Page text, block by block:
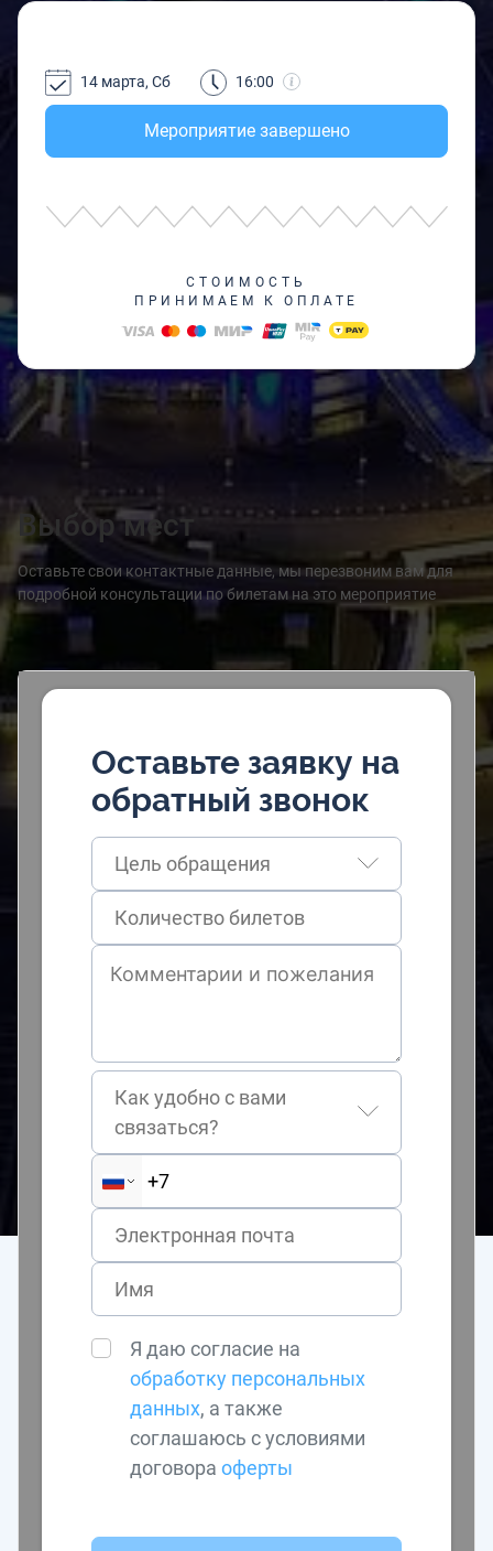
Мероприятие завершено
14 марта, Сб 16:00
СТОИМОСТЬ
ПРИНИМАЕМ К ОПЛАТЕ
Выбор мест
Оставьте свои контактные данные, мы перезвоним вам для
подробной консультации по билетам на это мероприятие
Оставьте заявку на
обратный звонок
Цель обращения
Как удобно с вами
связаться?
Я даю согласие на
обработку персональных
данных, а также
соглашаюсь с условиями
договораоферты